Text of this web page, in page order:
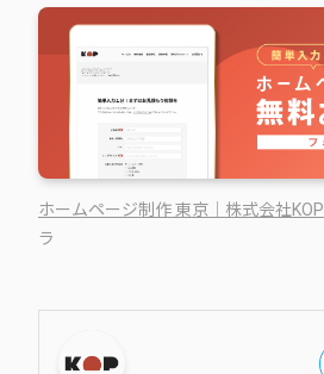
ホームページ制作 東京｜株式会社KOP
ラ